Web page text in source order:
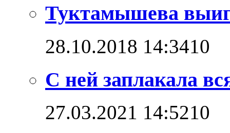
Туктамышева
28.10.2018 14:3410
С ней заплакала
27.03.2021 14:5210